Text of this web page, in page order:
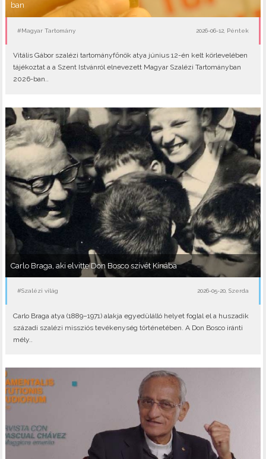
ban
#Magyar Tartomány 2026-06-12, Péntek
Vitális Gábor szalézi tartományfőnök atya június 12-én kelt körlevelében
tájékoztat a a Szent Istvánról elnevezett Magyar Szalézi Tartományban
2026-ban..
Carlo Braga, aki elvitte Don Bosco szívét Kínába
#Szalézi világ 2026-05-20, Szerda
Carlo Braga atya (1889–1971) alakja egyedülálló helyet foglal el a huszadik
századi szalézi missziós tevékenység történetében. A Don Bosco iránti
mély..